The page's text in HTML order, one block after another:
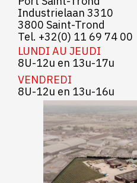
Industrielaan 3310
3800 Saint-Trond
Tel. +32(0) 11 69 74 00
LUNDI AU JEUDI
8U-12u en 13u-17u
VENDREDI
8U-12u en 13u-16u